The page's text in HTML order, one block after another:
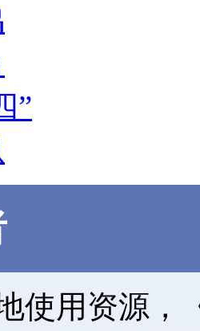
”
使用资源，